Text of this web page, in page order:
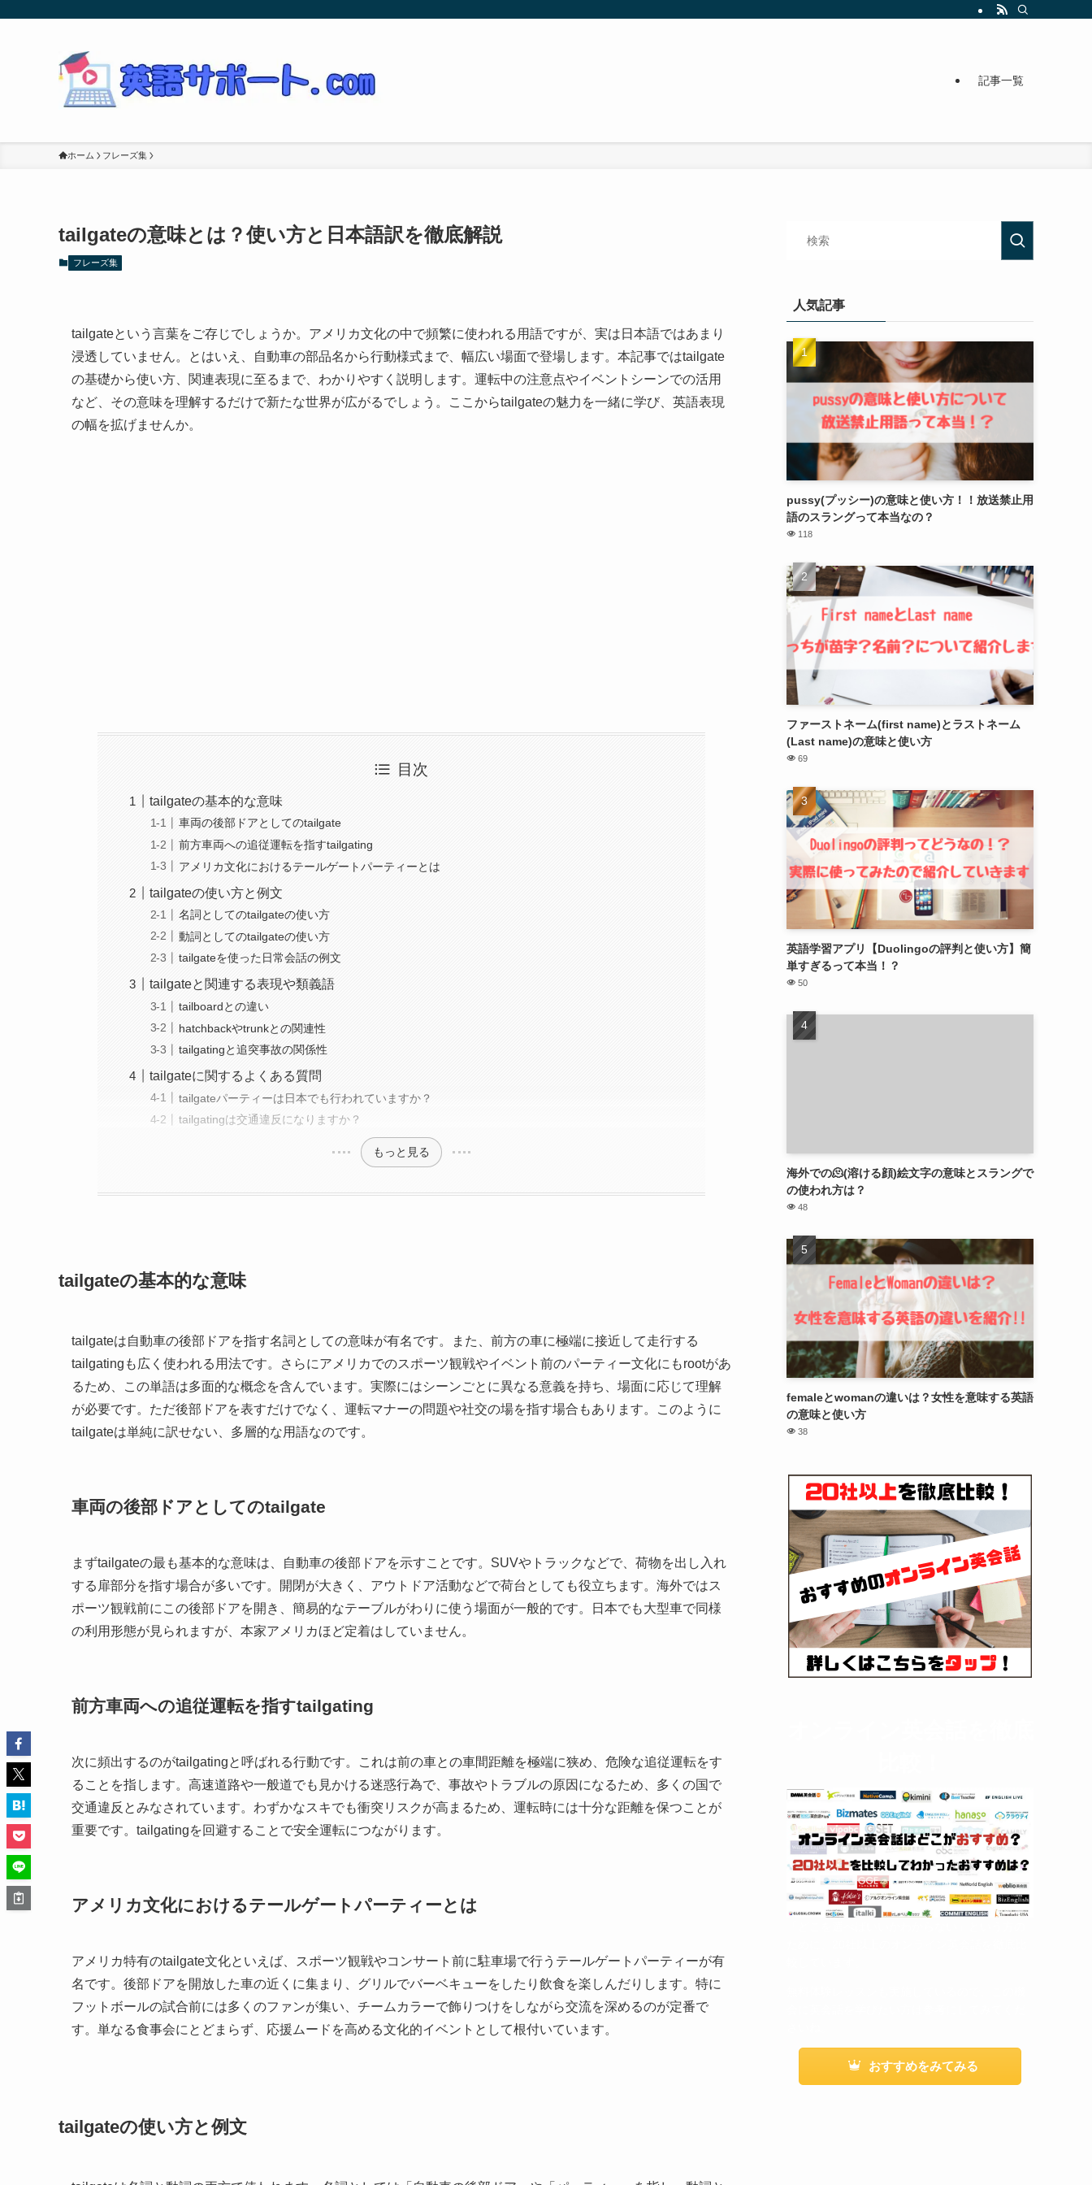
記事一覧
ホーム フレーズ集
tailgateの意味とは？使い方と日本語訳を徹底解説
フレーズ集
tailgateという言葉をご存じでしょうか。アメリカ文化の中で頻繁に使われる用語ですが、実は日本語ではあまり
浸透していません。とはいえ、自動車の部品名から行動様式まで、幅広い場面で登場します。本記事ではtailgate
の基礎から使い方、関連表現に至るまで、わかりやすく説明します。運転中の注意点やイベントシーンでの活用
など、その意味を理解するだけで新たな世界が広がるでしょう。ここからtailgateの魅力を一緒に学び、英語表現
の幅を拡げませんか。
目次
tailgateの基本的な意味
車両の後部ドアとしてのtailgate
前方車両への追従運転を指すtailgating
アメリカ文化におけるテールゲートパーティーとは
tailgateの使い方と例文
名詞としてのtailgateの使い方
動詞としてのtailgateの使い方
tailgateを使った日常会話の例文
tailgateと関連する表現や類義語
tailboardとの違い
hatchbackやtrunkとの関連性
tailgatingと追突事故の関係性
tailgateに関するよくある質問
tailgateパーティーは日本でも行われていますか？
tailgatingは交通違反になりますか？
もっと見る
tailgateの基本的な意味
tailgateは自動車の後部ドアを指す名詞としての意味が有名です。また、前方の車に極端に接近して走行する
tailgatingも広く使われる用法です。さらにアメリカでのスポーツ観戦やイベント前のパーティー文化にもrootがあ
るため、この単語は多面的な概念を含んでいます。実際にはシーンごとに異なる意義を持ち、場面に応じて理解
が必要です。ただ後部ドアを表すだけでなく、運転マナーの問題や社交の場を指す場合もあります。このように
tailgateは単純に訳せない、多層的な用語なのです。
車両の後部ドアとしてのtailgate
まずtailgateの最も基本的な意味は、自動車の後部ドアを示すことです。SUVやトラックなどで、荷物を出し入れ
する扉部分を指す場合が多いです。開閉が大きく、アウトドア活動などで荷台としても役立ちます。海外ではス
ポーツ観戦前にこの後部ドアを開き、簡易的なテーブルがわりに使う場面が一般的です。日本でも大型車で同様
の利用形態が見られますが、本家アメリカほど定着はしていません。
前方車両への追従運転を指すtailgating
次に頻出するのがtailgatingと呼ばれる行動です。これは前の車との車間距離を極端に狭め、危険な追従運転をす
ることを指します。高速道路や一般道でも見かける迷惑行為で、事故やトラブルの原因になるため、多くの国で
交通違反とみなされています。わずかなスキでも衝突リスクが高まるため、運転時には十分な距離を保つことが
重要です。tailgatingを回避することで安全運転につながります。
アメリカ文化におけるテールゲートパーティーとは
アメリカ特有のtailgate文化といえば、スポーツ観戦やコンサート前に駐車場で行うテールゲートパーティーが有
名です。後部ドアを開放した車の近くに集まり、グリルでバーベキューをしたり飲食を楽しんだりします。特に
フットボールの試合前には多くのファンが集い、チームカラーで飾りつけをしながら交流を深めるのが定番で
す。単なる食事会にとどまらず、応援ムードを高める文化的イベントとして根付いています。
tailgateの使い方と例文
人気記事
pussy(プッシー)の意味と使い方！！放送禁止用
語のスラングって本当なの？
118
ファーストネーム(first name)とラストネーム
(Last name)の意味と使い方
69
英語学習アプリ【Duolingoの評判と使い方】簡
単すぎるって本当！？
50
海外での🫠(溶ける顔)絵文字の意味とスラングで
の使われ方は？
48
femaleとwomanの違いは？女性を意味する英語
の意味と使い方
38
おすすめをみてみる